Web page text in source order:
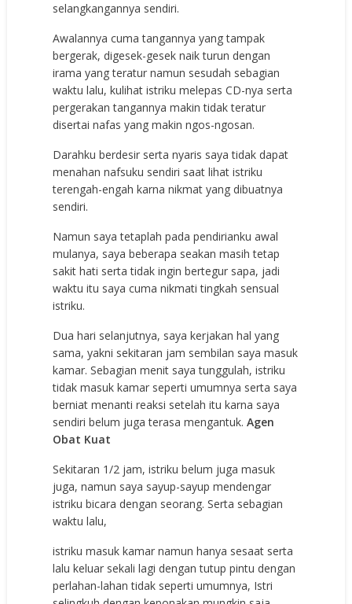
selangkangannya sendiri.
Awalannya cuma tangannya yang tampak
bergerak, digesek-gesek naik turun dengan
irama yang teratur namun sesudah sebagian
waktu lalu, kulihat istriku melepas CD-nya serta
pergerakan tangannya makin tidak teratur
disertai nafas yang makin ngos-ngosan.
Darahku berdesir serta nyaris saya tidak dapat
menahan nafsuku sendiri saat lihat istriku
terengah-engah karna nikmat yang dibuatnya
sendiri.
Namun saya tetaplah pada pendirianku awal
mulanya, saya beberapa seakan masih tetap
sakit hati serta tidak ingin bertegur sapa, jadi
waktu itu saya cuma nikmati tingkah sensual
istriku.
Dua hari selanjutnya, saya kerjakan hal yang
sama, yakni sekitaran jam sembilan saya masuk
kamar. Sebagian menit saya tunggulah, istriku
tidak masuk kamar seperti umumnya serta saya
berniat menanti reaksi setelah itu karna saya
sendiri belum juga terasa mengantuk.Agen
Obat Kuat
Sekitaran 1/2 jam, istriku belum juga masuk
juga, namun saya sayup-sayup mendengar
istriku bicara dengan seorang. Serta sebagian
waktu lalu,
istriku masuk kamar namun hanya sesaat serta
lalu keluar sekali lagi dengan tutup pintu dengan
perlahan-lahan tidak seperti umumnya, Istri